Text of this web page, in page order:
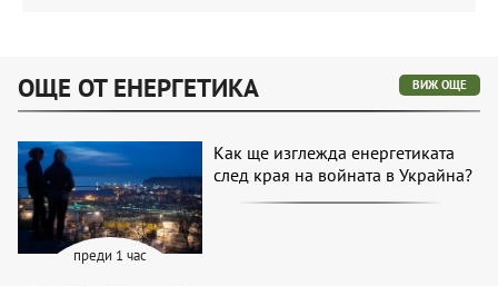
ОЩЕ ОТ ЕНЕРГЕТИКА ВИЖ ОЩЕ
преди 1 час
Как ще изглежда енергетиката
след края на войната в Украйна?